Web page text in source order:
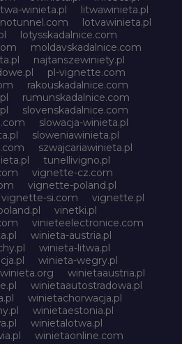
winieta.pl
litwawinieta.pl
lotvawinieta.pl
lotysskadalnice.com
moldavskadalnice.com
najtanszewiniety.pl
pl-vignette.com
rakouskadalnice.com
rumunskadalnice.com
slovenskadalnice.com
slowacja-winieta.pl
sloweniawinieta.pl
szwajcariawinieta.pl
tunellivigno.pl
vignette-cz.com
vignette-poland.pl
vignette-si.com
vignette.pl
vinetki.pl
vinieteelectronice.com
winieta-austria.pl
winieta-litwa.pl
winieta-wegry.pl
winieta.org
winietaaustria.pl
winietaautostradowa.pl
winietachorwacja.pl
winietaestonia.pl
winietalotwa.pl
winietaonline.com